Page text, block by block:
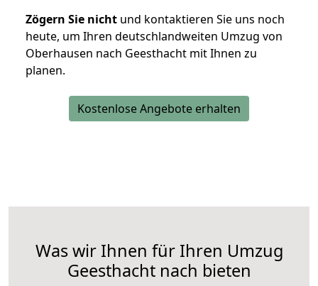
Zögern Sie nicht und kontaktieren Sie uns noch
heute, um Ihren deutschlandweiten Umzug von
Oberhausen nach Geesthacht mit Ihnen zu
planen.
Kostenlose Angebote erhalten
Was wir Ihnen für Ihren Umzug
Geesthacht nach bieten